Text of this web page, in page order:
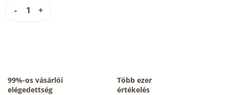
99%-os vásárlói
elégedettség
Több ezer
értékelés